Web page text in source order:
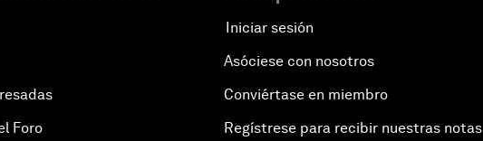
Foro
Iniciar sesión
Asóciese con nosotros
Conviértase en miembro
Regístrese para recibir nuestras notas